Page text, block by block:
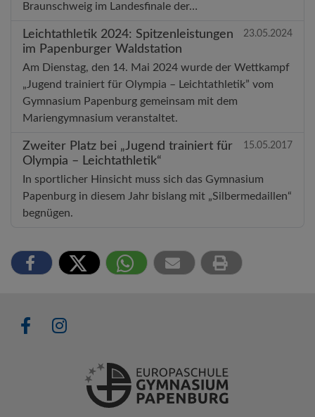
Braunschweig im Landesfinale der…
Leichtathletik 2024: Spitzenleistungen
im Papenburger Waldstation
23.05.2024
Am Dienstag, den 14. Mai 2024 wurde der Wettkampf
„Jugend trainiert für Olympia – Leichtathletik” vom
Gymnasium Papenburg gemeinsam mit dem
Mariengymnasium veranstaltet.
Zweiter Platz bei „Jugend trainiert für
Olympia – Leichtathletik“
15.05.2017
In sportlicher Hinsicht muss sich das Gymnasium
Papenburg in diesem Jahr bislang mit „Silbermedaillen“
begnügen.